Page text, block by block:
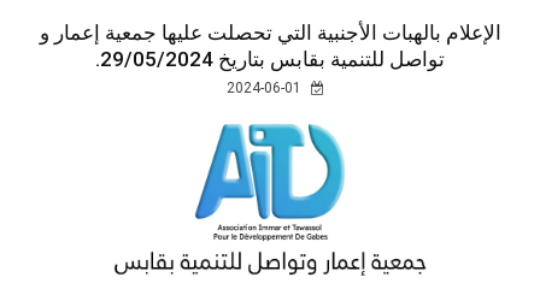
الإعلام بالهبات الأجنبية التي تحصلت عليها جمعية إعمار و
تواصل للتنمية بقابس بتاريخ 29/05/2024.